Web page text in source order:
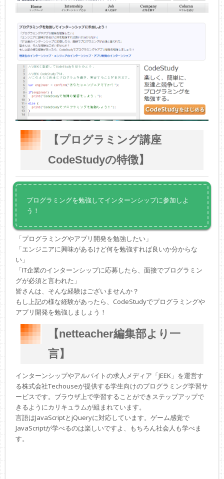
【プログラミング講座
CodeStudyの特徴】
プログラミングを勉強してインターンシップに参加しよ
う！
「プログラミングやアプリ開発を勉強したい」
「エンジニアに興味があるけど何を勉強すれば良いか分からな
い」
「IT企業のインターンシップに応募したら、面接でプログラミン
グが必須と言われた」
皆さんは、そんな経験はございませんか？
もし上記の様な経験があったら、CodeStudyでプログラミングや
アプリ開発を勉強しましょう！
【netteacher編集部より一
言】
インターンシップやアルバイトの求人メディア「JEEK」を運営す
る株式会社Techouseが提供する学生向けのプログラミング学習サ
ービスです。ブラウザ上で学習することができステップアップで
きるようにカリキュラムが組まれています。
言語はJavaScriptとjQueryに対応しています。ゲーム感覚で
JavaScriptが学べるのは楽しいですよ、もちろん社会人も学べま
す。